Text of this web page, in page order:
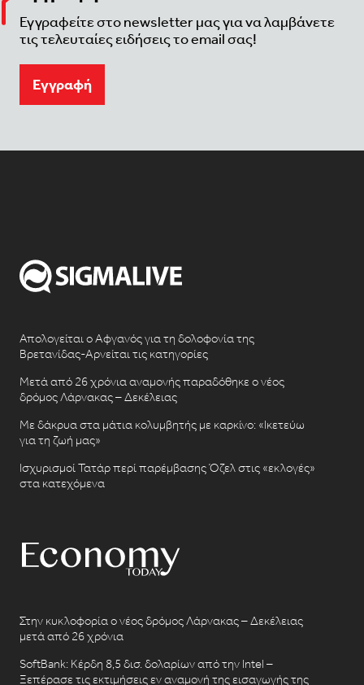
Εγγραφείτε στο newsletter μας για να λαμβάνετε
τις τελευταίες ειδήσεις το email σας!
Eγγραφή
Απολογείται ο Αφγανός για τη δολοφονία της
Βρετανίδας-Αρνείται τις κατηγορίες
Μετά από 26 χρόνια αναμονής παραδόθηκε ο νέος
δρόμος Λάρνακας – Δεκέλειας
Με δάκρυα στα μάτια κολυμβητής με καρκίνο: «Ικετεύω
για τη ζωή μας»
Ισχυρισμοί Τατάρ περί παρέμβασης Όζελ στις «εκλογές»
στα κατεχόμενα
Στην κυκλοφορία ο νέος δρόμος Λάρνακας – Δεκέλειας
μετά από 26 χρόνια
SoftBank: Κέρδη 8,5 δισ. δολαρίων από την Intel –
Ξεπέρασε τις εκτιμήσεις εν αναμονή της εισαγωγής της